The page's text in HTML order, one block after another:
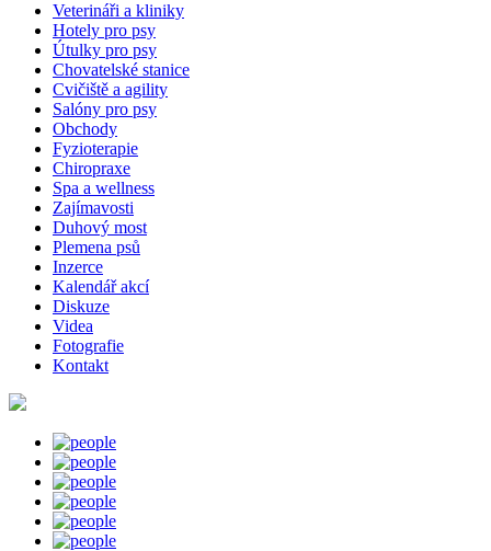
Veterináři a kliniky
Hotely pro psy
Útulky pro psy
Chovatelské stanice
Cvičiště a agility
Salóny pro psy
Obchody
Fyzioterapie
Chiropraxe
Spa a wellness
Zajímavosti
Duhový most
Plemena psů
Inzerce
Kalendář akcí
Diskuze
Videa
Fotografie
Kontakt